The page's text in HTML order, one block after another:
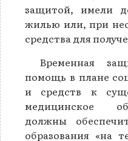
защитой, имели
жилью или, при
средства для
Временная
помощь в плане
и средств к
медицинское
должны
образования «на